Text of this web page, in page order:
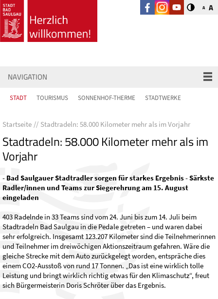
A A
NAVIGATION
STADT TOURISMUS SONNENHOF-THERME STADTWERKE
Startseite Stadtradeln: 58.000 Kilometer mehr als im Vorjahr
Stadtradeln: 58.000 Kilometer mehr als im
Vorjahr
- Bad Saulgauer Stadtradler sorgen für starkes Ergebnis - Särkste
Radler/innen und Teams zur Siegerehrung am 15. August
eingeladen
403 Radelnde in 33 Teams sind vom 24. Juni bis zum 14. Juli beim
Stadtradeln Bad Saulgau in die Pedale getreten – und waren dabei
sehr erfolgreich. Insgesamt 123.207 Kilometer sind die Teilnehmerinnen
und Teilnehmer im dreiwöchigen Aktionszeitraum gefahren. Wäre die
gleiche Strecke mit dem Auto zurückgelegt worden, entspräche dies
einem CO2-Ausstoß von rund 17 Tonnen. „Das ist eine wirklich tolle
Leistung und bringt wirklich richtig etwas für den Klimaschutz“, freut
sich Bürgermeisterin Doris Schröter über das Ergebnis.